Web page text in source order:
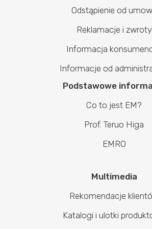
Odstąpienie od
Reklamacje i zwroty
Informacja
Informacje od
Podstawowe
Co to jest EM?
Prof. Teruo Higa
EMRO
Multimedia
Rekomendacje
Katalogi i ulotki